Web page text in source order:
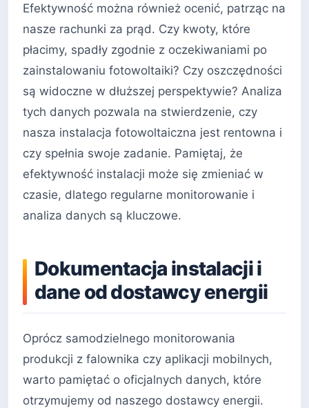
Efektywność można również ocenić, patrząc na
nasze rachunki za prąd. Czy kwoty, które
płacimy, spadły zgodnie z oczekiwaniami po
zainstalowaniu fotowoltaiki? Czy oszczędności
są widoczne w dłuższej perspektywie? Analiza
tych danych pozwala na stwierdzenie, czy
nasza instalacja fotowoltaiczna jest rentowna i
czy spełnia swoje zadanie. Pamiętaj, że
efektywność instalacji może się zmieniać w
czasie, dlatego regularne monitorowanie i
analiza danych są kluczowe.
Dokumentacja instalacji i
dane od dostawcy energii
Oprócz samodzielnego monitorowania
produkcji z falownika czy aplikacji mobilnych,
warto pamiętać o oficjalnych danych, które
otrzymujemy od naszego dostawcy energii.